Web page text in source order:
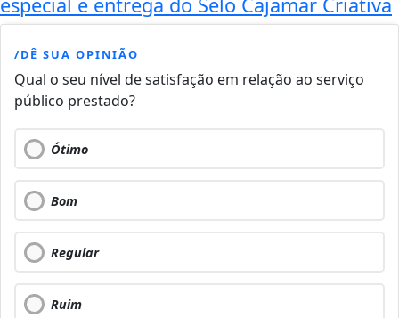
/DÊ SUA OPINIÃO
Qual o seu nível de satisfação em relação ao serviço
público prestado?
Ótimo
Bom
Regular
Ruim